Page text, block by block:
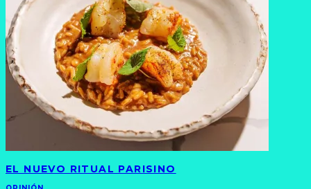
EL NUEVO RITUAL PARISINO